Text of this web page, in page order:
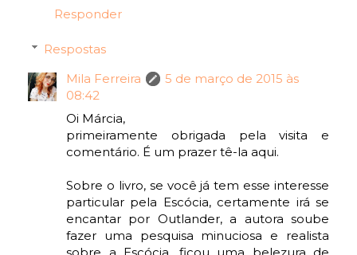
Responder
Respostas
Mila Ferreira
5 de março de 2015 às
08:42
Oi Márcia,
primeiramente obrigada pela visita e
comentário. É um prazer tê-la aqui.
Sobre o livro, se você já tem esse interesse
particular pela Escócia, certamente irá se
encantar por Outlander, a autora soube
fazer uma pesquisa minuciosa e realista